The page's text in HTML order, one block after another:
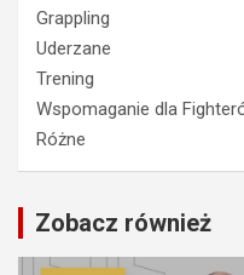
Grappling
Uderzane
Trening
Wspomaganie dla
Różne
Zobacz również